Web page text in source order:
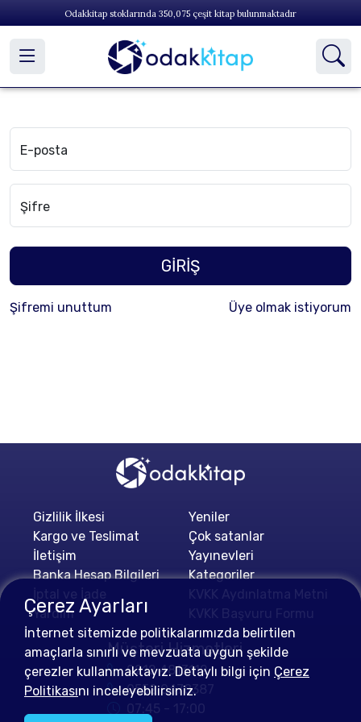
Odakkitap stoklarında 350,075 çeşit kitap bulunmaktadır
E-posta
Şifre
GİRİŞ
Şifremi unuttum Üye olmak istiyorum
Gizlilik İlkesi
Kargo ve Teslimat
İletişim
Banka Hesap Bilgileri
Yardım
Yeniler
Çok satanlar
Yayınevleri
Kategoriler
Müşteri Hizmetleri
0212 4813112
0552 0478387
07:45 - 17:00
Çerez Ayarları
İnternet sitemizde politikalarımızda belirtilen
amaçlarla sınırlı ve mevzuata uygun şekilde
çerezler kullanmaktayız. Detaylı bilgi için Çerez
Politikasını inceleyebilirsiniz.